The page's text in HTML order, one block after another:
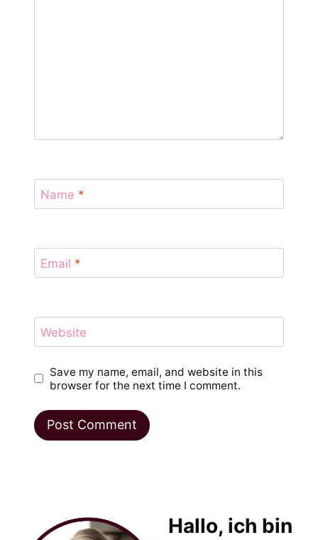
Name *
Email *
Website
Save my name, email, and website in this
browser for the next time I comment.
Hallo, ich bin